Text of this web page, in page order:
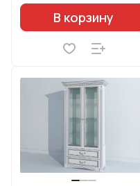
В корзину